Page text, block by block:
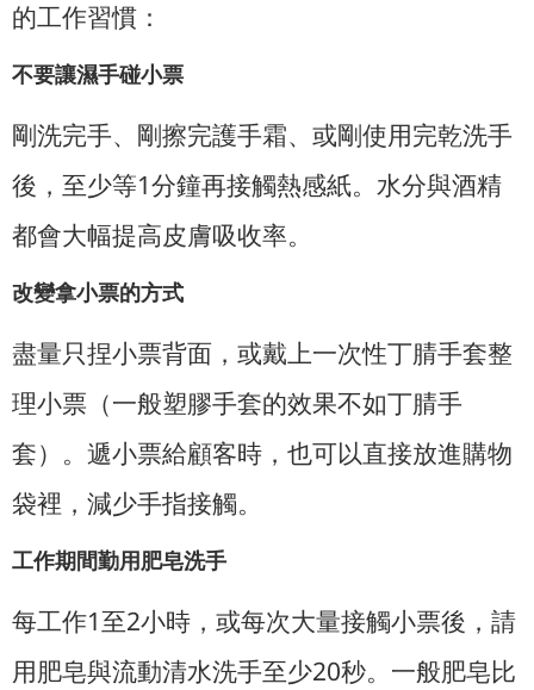
的工作習慣：
不要讓濕手碰小票
剛洗完手、剛擦完護手霜、或剛使用完乾洗手
後，至少等1分鐘再接觸熱感紙。水分與酒精
都會大幅提高皮膚吸收率。
改變拿小票的方式
盡量只捏小票背面，或戴上一次性丁腈手套整
理小票（一般塑膠手套的效果不如丁腈手
套）。遞小票給顧客時，也可以直接放進購物
袋裡，減少手指接觸。
工作期間勤用肥皂洗手
每工作1至2小時，或每次大量接觸小票後，請
用肥皂與流動清水洗手至少20秒。一般肥皂比